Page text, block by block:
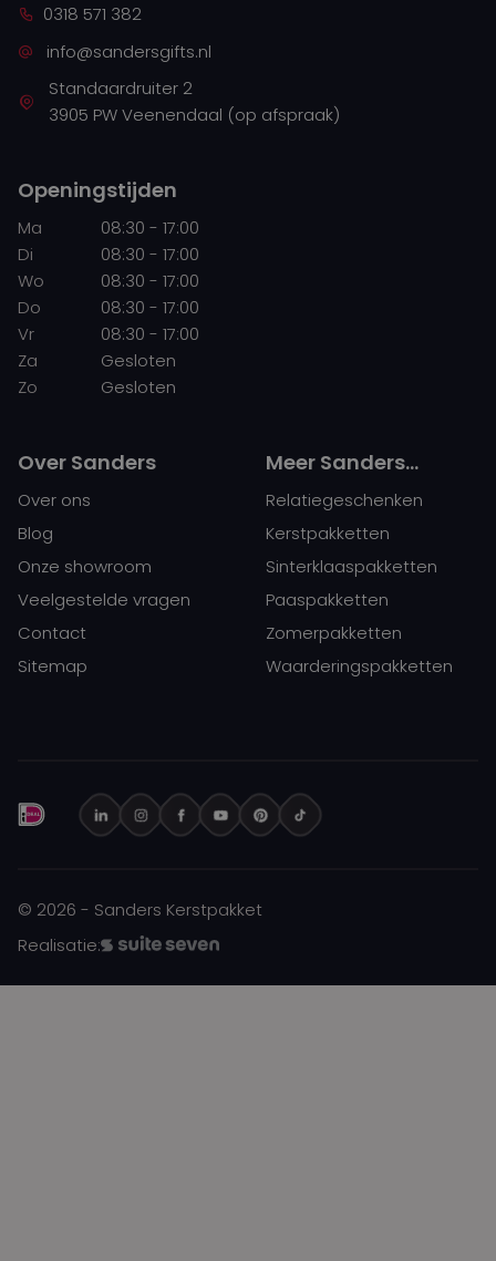
0318 571 382
info@sandersgifts.nl
Standaardruiter 2
3905 PW Veenendaal (op afspraak)
Openingstijden
Ma
08:30 - 17:00
Di
08:30 - 17:00
Wo
08:30 - 17:00
Do
08:30 - 17:00
Vr
08:30 - 17:00
Za
Gesloten
Zo
Gesloten
Over Sanders
Over ons
Blog
Onze showroom
Veelgestelde vragen
Contact
Sitemap
Meer Sanders…
Relatiegeschenken
Kerstpakketten
Sinterklaaspakketten
Paaspakketten
Zomerpakketten
Waarderingspakketten
© 2026 - Sanders Kerstpakket
Realisatie: